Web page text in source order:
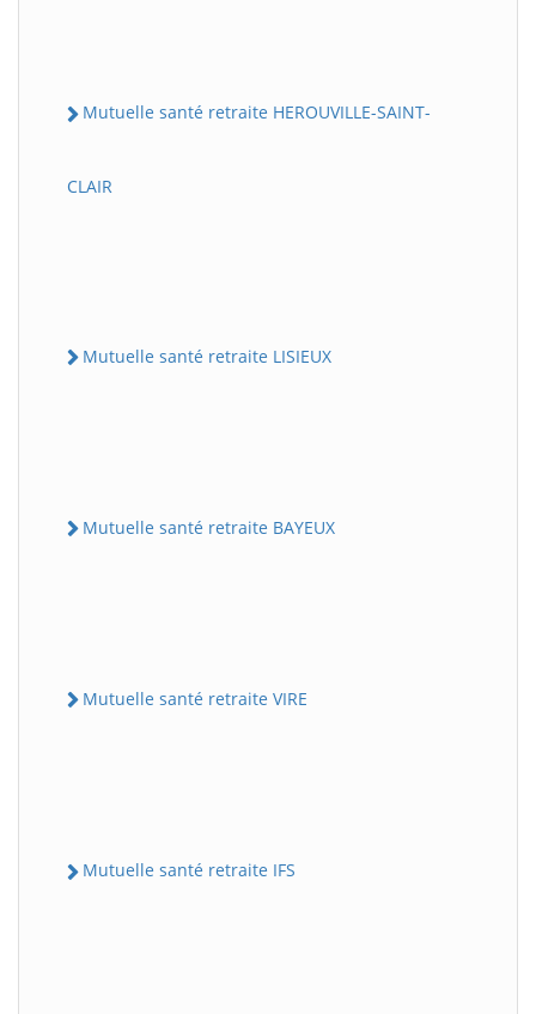
Mutuelle santé retraite HEROUVILLE-SAINT-
CLAIR
Mutuelle santé retraite LISIEUX
Mutuelle santé retraite BAYEUX
Mutuelle santé retraite VIRE
Mutuelle santé retraite IFS